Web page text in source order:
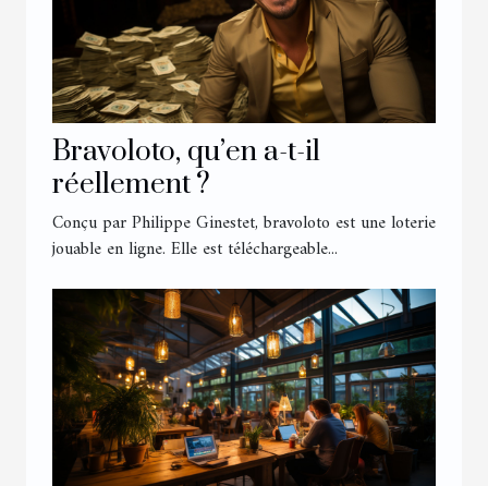
Bravoloto, qu’en a-t-il
réellement ?
Conçu par Philippe Ginestet, bravoloto est une loterie
jouable en ligne. Elle est téléchargeable...